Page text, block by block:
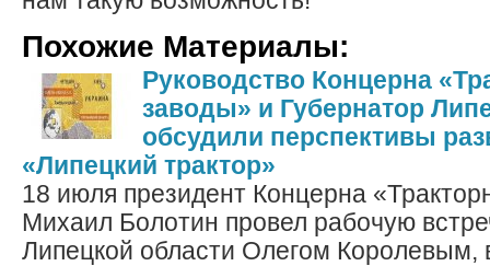
Похожие Материалы:
Руководство Концерна
заводы» и Губернатор
обсудили перспективы
«Липецкий трактор»
18 июля президент Концерна
Михаил Болотин провел рабочую
Липецкой области Олегом Королевым,